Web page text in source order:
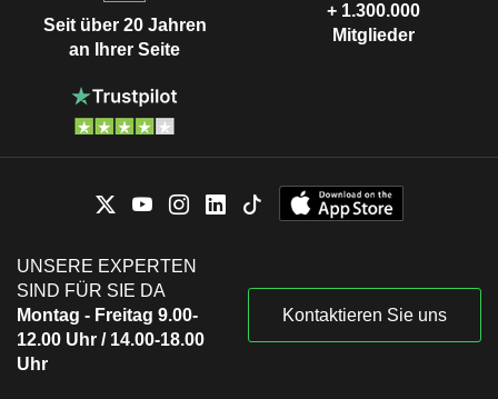
Seit über 20 Jahren
an Ihrer Seite
+ 1.300.000
Mitglieder
UNSERE EXPERTEN
SIND FÜR SIE DA
Montag - Freitag 9.00-
12.00 Uhr / 14.00-18.00
Uhr
Kontaktieren Sie uns